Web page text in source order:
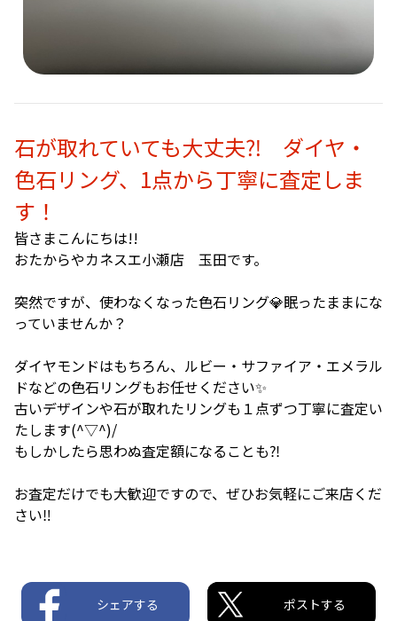
石が取れていても大丈夫⁈ ダイヤ・
色石リング、1点から丁寧に査定しま
す！
皆さまこんにちは!!
おたからやカネスエ小瀬店 玉田です。
突然ですが、使わなくなった色石リング💎眠ったままにな
っていませんか？
ダイヤモンドはもちろん、ルビー・サファイア・エメラル
ドなどの色石リングもお任せください✨
古いデザインや石が取れたリングも１点ずつ丁寧に査定い
たします(^▽^)/
もしかしたら思わぬ査定額になることも⁈
お査定だけでも大歓迎ですので、ぜひお気軽にご来店くだ
さい‼
シェアする ポストする